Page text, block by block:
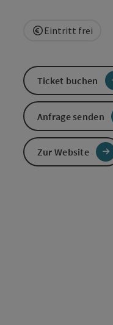
Eintritt frei
Ticket buchen
Anfrage senden
Zur Website